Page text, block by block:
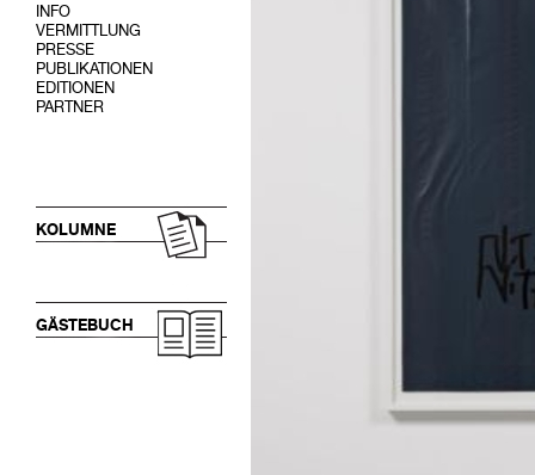
INFO
VERMITTLUNG
PRESSE
PUBLIKATIONEN
EDITIONEN
PARTNER
KOLUMNE
GÄSTEBUCH